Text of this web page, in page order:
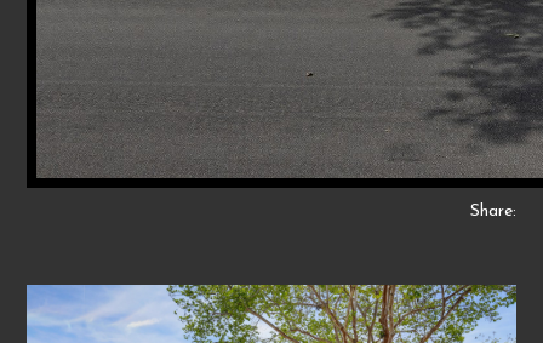
Share: